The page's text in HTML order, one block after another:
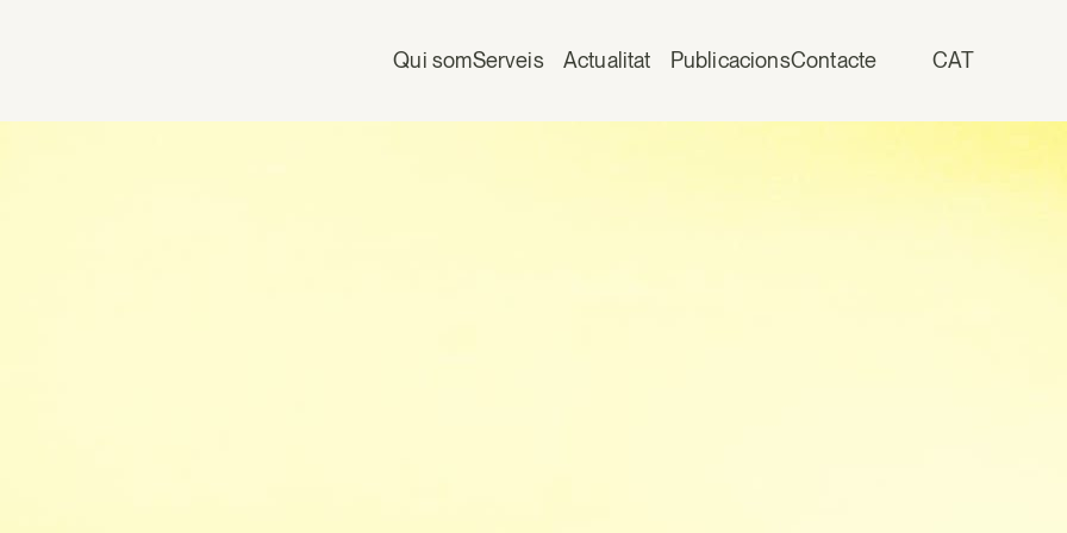
Qui somServeis Actualitat PublicacionsContacte CAT